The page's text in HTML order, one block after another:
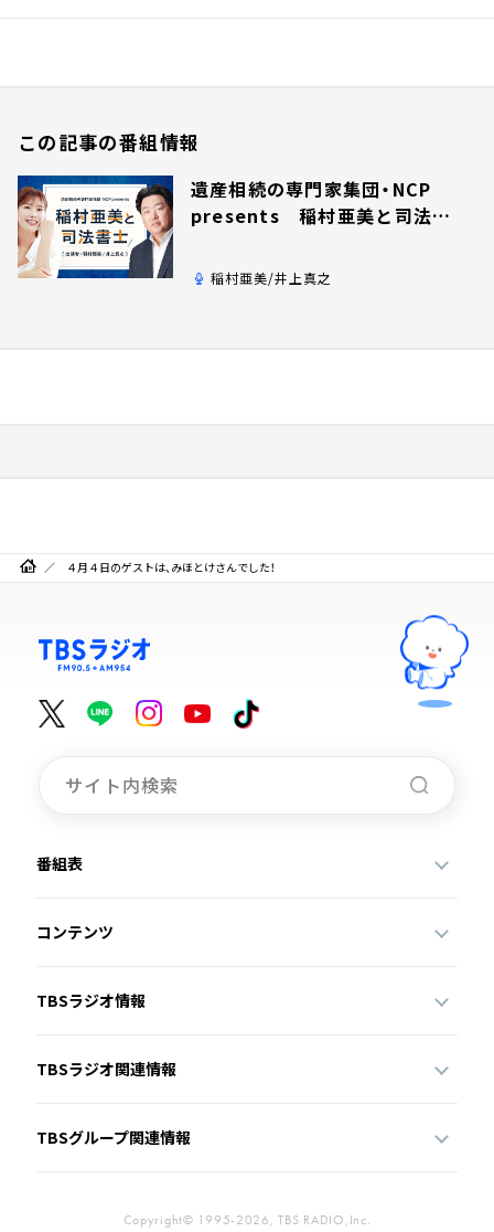
この記事の番組情報
遺産相続の専門家集団・NCP
presents 稲村亜美と司法書
稲村亜美/井上真之
４月４日のゲストは、みほとけさんでした！
番組表
コンテンツ
TBSラジオ情報
TBSラジオ関連情報
TBSグループ関連情報
Copyright© 1995-2026, TBS RADIO,Inc.